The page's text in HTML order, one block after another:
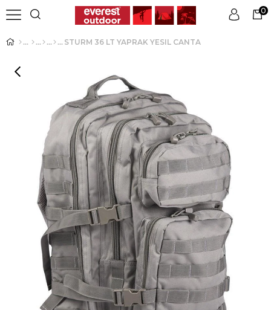
Üye Girişi Üye Ol
0
STURM 36 LT YAPRAK YESIL CANTA